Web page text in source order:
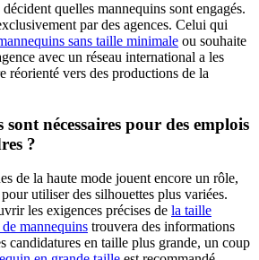
quelles mannequins sont engagés.
par des agences. Celui qui
sans taille minimale ou souhaite
avec un réseau international a les
réorienté vers des productions de la
sont nécessaires pour des emplois
?
de la haute mode jouent encore un rôle,
utiliser des silhouettes plus variées.
les exigences précises de la taille
mannequins trouvera des informations
candidatures en taille plus grande, un coup